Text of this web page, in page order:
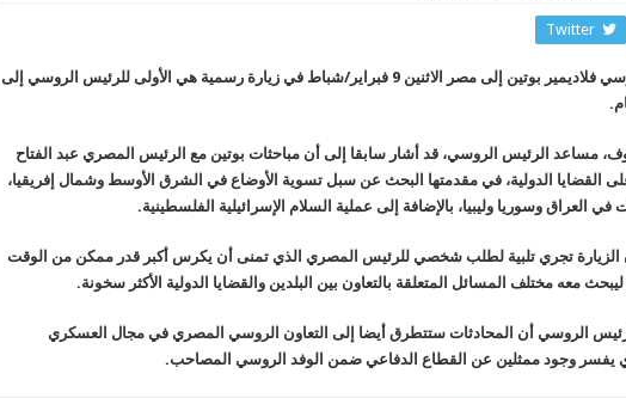
Twitter
وصل الرئيس الروسي فلاديمير بوتين إلى مصر الاثنين 9 فبراير/شباط في زيارة رسمية هي الأولى للرئيس الروسي إلى
مساعد الرئيس الروسي، قد أشار سابقا إلى أن مباحثات بوتين مع الرئيس المصري عبد الفتاح
القضايا الدولية، في مقدمتها البحث عن سبل تسوية الأوضاع في الشرق الأوسط وشمال إفريقيا،
في العراق وسوريا وليبيا، بالإضافة إلى عملية السلام الإسرائيلية الفلسطينية.
الزيارة تجري تلبية لطلب شخصي للرئيس المصري الذي تمنى أن يكرس أكبر قدر ممكن من الوقت
معه مختلف المسائل المتعلقة بالتعاون بين البلدين والقضايا الدولية الأكثر سخونة.
الروسي أن المحادثات ستتطرق أيضا إلى التعاون الروسي المصري في مجال العسكري
يفسر وجود ممثلين عن القطاع الدفاعي ضمن الوفد الروسي المصاحب.